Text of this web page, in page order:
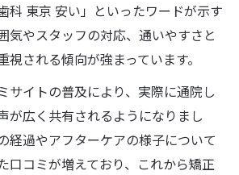
科 東京 安い」といったワードが示す
気やスタッフの対応、通いやすさと
視される傾向が強まっています。
サイトの普及により、実際に通院し
が広く共有されるようになりまし
経過やアフターケアの様子について
口コミが増えており、これから矯正